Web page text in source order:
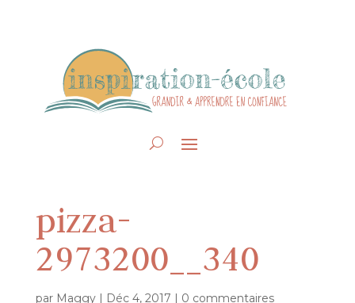
pizza-
2973200__340
par Maggy| Déc 4, 2017 | 0 commentaires